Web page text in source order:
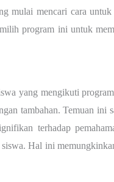
mulai mencari cara
program ini untuk
yang mengikuti program
tambahan. Temuan ini
terhadap
Hal ini